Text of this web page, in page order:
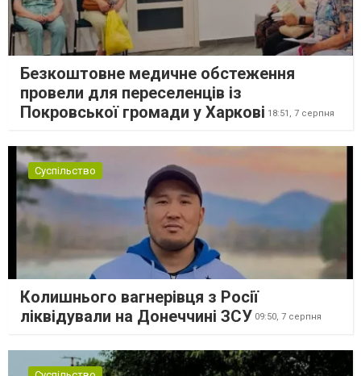
Безкоштовне медичне обстеження
провели для переселенців із
Покровської громади у Харкові 18:51, 7 серпня
Суспільство
Колишнього вагнерівця з Росії
ліквідували на Донеччині ЗСУ 09:50, 7 серпня